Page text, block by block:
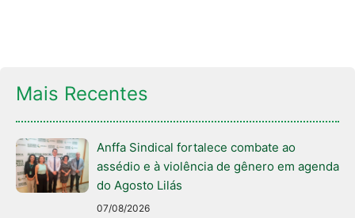
Mais Recentes
Anffa Sindical fortalece combate ao
assédio e à violência de gênero em agenda
do Agosto Lilás
07/08/2026